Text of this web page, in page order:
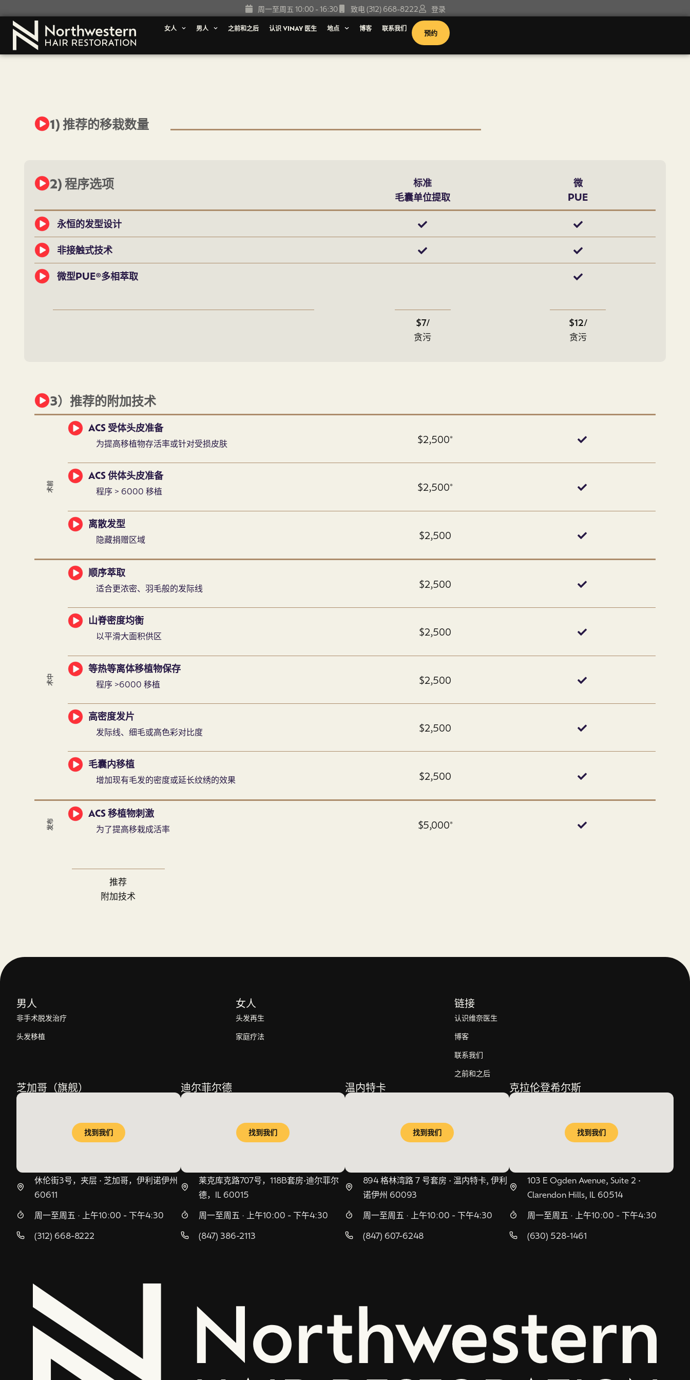
周一至周五 10:00 - 16:30 致电 (312) 668-8222 登录
女人 男人 之前和之后 认识 VINAY 医生 地点 博客 联系我们 预约
1) 推荐的移栽数量
2) 程序选项
标准
毛囊单位提取
微
PUE
永恒的发型设计
非接触式技术
微型PUE®多相萃取
$7/
贪污
$12/
贪污
3）推荐的附加技术
术前
ACS 受体头皮准备
为提高移植物存活率或针对受损皮肤 $2,500*
ACS 供体头皮准备
程序 > 6000 移植 $2,500*
离散发型
隐藏捐赠区域 $2,500
术中
顺序萃取
适合更浓密、羽毛般的发际线 $2,500
山脊密度均衡
以平滑大面积供区 $2,500
等热等离体移植物保存
程序 >6000 移植 $2,500
高密度发片
发际线、细毛或高色彩对比度 $2,500
毛囊内移植
增加现有毛发的密度或延长纹绣的效果 $2,500
发布
ACS 移植物刺激
为了提高移栽成活率 $5,000*
推荐
附加技术
男人
非手术脱发治疗
头发移植
女人
头发再生
家庭疗法
链接
认识维奈医生
博客
联系我们
之前和之后
芝加哥（旗舰）
找到我们
休伦街3号，夹层 • 芝加哥，伊利诺伊州
60611
周一至周五 · 上午10:00 - 下午4:30
(312) 668-8222
迪尔菲尔德
找到我们
莱克库克路707号，118B套房•迪尔菲尔
德，IL 60015
周一至周五 · 上午10:00 - 下午4:30
(847) 386-2113
温内特卡
找到我们
894 格林湾路 7 号套房 • 温内特卡, 伊利
诺伊州 60093
周一至周五 · 上午10:00 - 下午4:30
(847) 607-6248
克拉伦登希尔斯
找到我们
103 E Ogden Avenue, Suite 2 •
Clarendon Hills, IL 60514
周一至周五 · 上午10:00 - 下午4:30
(630) 528-1461